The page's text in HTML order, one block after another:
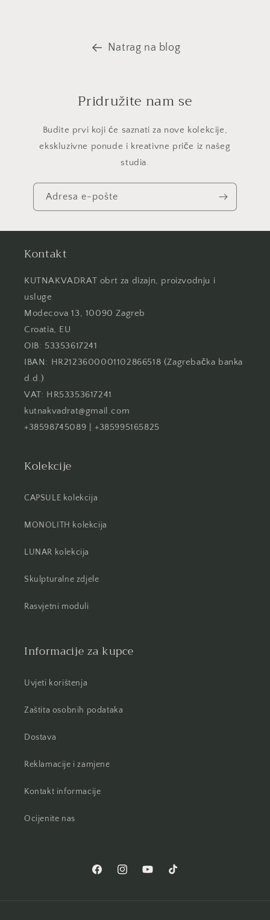
Natrag na blog
Pridružite nam se
Budite prvi koji će saznati za nove kolekcije,
ekskluzivne ponude i kreativne priče iz našeg
studia.
Adresa e-pošte
Kontakt
KUTNAKVADRAT obrt za dizajn, proizvodnju i
usluge
Modecova 13, 10090 Zagreb
Croatia, EU
OIB: 53353617241
IBAN: HR2123600001102866518 (Zagrebačka banka
d.d.)
VAT: HR53353617241
kutnakvadrat@gmail.com
+38598745089 | +385995165825
Kolekcije
CAPSULE kolekcija
MONOLITH kolekcija
LUNAR kolekcija
Skulpturalne zdjele
Rasvjetni moduli
Informacije za kupce
Uvjeti korištenja
Zaštita osobnih podataka
Dostava
Reklamacije i zamjene
Kontakt informacije
Ocijenite nas
FacebookInstagramYouTubeTikTok